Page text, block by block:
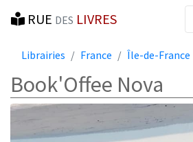
RUE DES LIVRES
Librairies France Île-de-France
Book'Offee Nova